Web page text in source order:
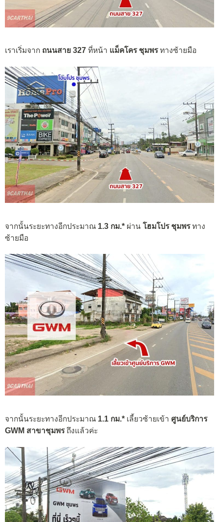
เราเริ่มจาก ถนนสาย 327 ที่หน้า แม็คโคร ชุมพรทางซ้ายมือ
จากนั้นระยะทางอีกประมาณ 1.3 กม.* ผ่าน โฮมโปร ชุมพรทาง
ซ้ายมือ
จากนั้นระยะทางอีกประมาณ 1.1 กม.* เลี้ยวซ้ายเข้า ศูนย์บริการ
GWM สาขาชุมพรถึงแล้วค่ะ